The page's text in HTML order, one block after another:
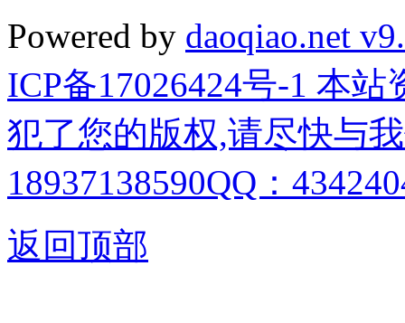
Powered by daoqiao.net
ICP备17026424号-1 本
犯了您的版权,请尽快与
18937138590QQ：
返回顶部